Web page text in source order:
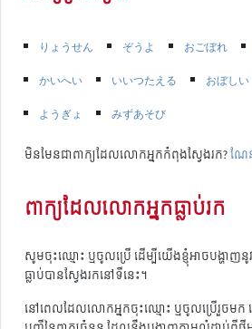
りょうせん ぞうよ おごぼれ
かいへい
いいつたえる おぼしい
ようぎょ
みずあそび
មិនមែនជាពាក្យដែលលោកអ្នកកំពុងស្វែងរក?ណែ
ពាក្យដែលលោកអ្នកធ្លាប់រក
សូមចុះឈ្មោះ ឬចូលប្រើ ដើម្បីយើងខ្ញុំអាចបង្ហាញ
ធ្លាប់បានស្វែងរកនៅទីនេះ។
នៅពេលដែលលោកអ្នកចុះឈ្មោះ ឬចូលប្រើរួចម